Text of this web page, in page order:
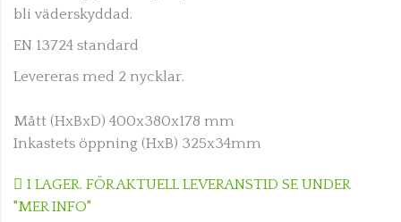
bli väderskyddad.
EN 13724 standard
Levereras med 2 nycklar.
Mått (HxBxD) 400x380x178 mm
Inkastets öppning (HxB) 325x34mm
I LAGER. FÖR AKTUELL LEVERANSTID SE UNDER
"MER INFO"